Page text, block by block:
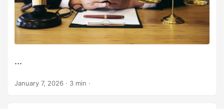
...
January 7, 2026 · 3 min ·